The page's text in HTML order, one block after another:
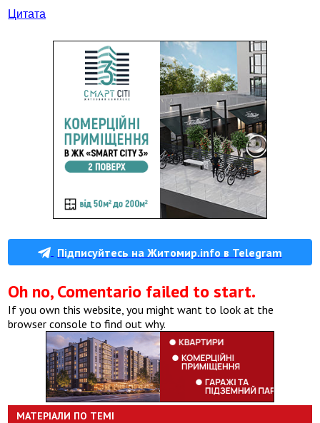
Цитата
Підписуйтесь на Житомир.info в Telegram
Oh no, Comentario failed to start.
If you own this website, you might want to look at the
browser console to find out why.
МАТЕРІАЛИ ПО ТЕМІ